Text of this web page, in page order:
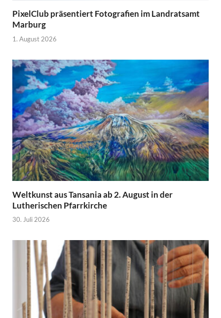
PixelClub präsentiert Fotografien im Landratsamt
Marburg
1. August 2026
Weltkunst aus Tansania ab 2. August in der
Lutherischen Pfarrkirche
30. Juli 2026